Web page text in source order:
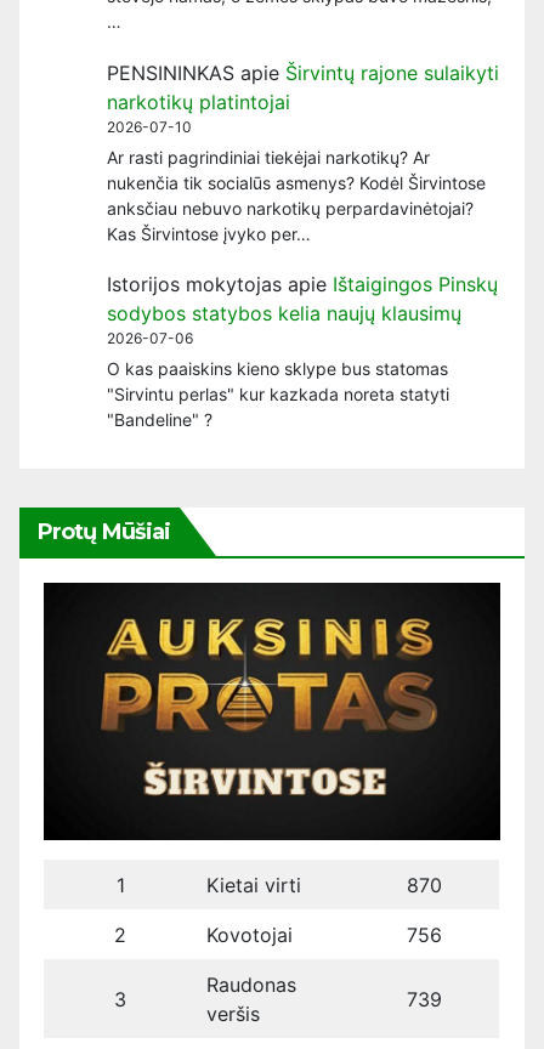
…
PENSININKAS apie Širvintų rajone sulaikyti
narkotikų platintojai
2026-07-10
Ar rasti pagrindiniai tiekėjai narkotikų? Ar
nukenčia tik socialūs asmenys? Kodėl Širvintose
anksčiau nebuvo narkotikų perpardavinėtojai?
Kas Širvintose įvyko per…
Istorijos mokytojas apie Ištaigingos Pinskų
sodybos statybos kelia naujų klausimų
2026-07-06
O kas paaiskins kieno sklype bus statomas
"Sirvintu perlas" kur kazkada noreta statyti
"Bandeline" ?
Protų Mūšiai
1 Kietai virti 870
2 Kovotojai 756
3
Raudonas
veršis
739